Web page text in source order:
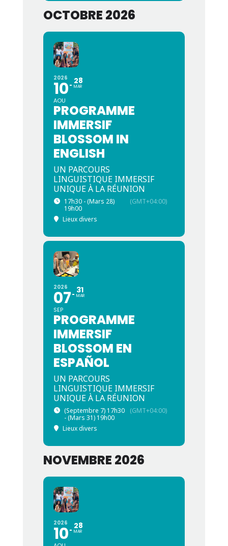
OCTOBRE 2026
2026
10
AOU
28
MAR
PROGRAMME
IMMERSIF
BLOSSOM IN
ENGLISH
UN PARCOURS
LINGUISTIQUE IMMERSIF
UNIQUE À LA RÉUNION
17h30 - (Mars 28)
19h00
(GMT+04:00)
Lieux divers
2026
07
SEP
31
MAR
PROGRAMME
IMMERSIF
BLOSSOM EN
ESPAÑOL
UN PARCOURS
LINGUISTIQUE IMMERSIF
UNIQUE À LA RÉUNION
(Septembre 7) 17h30
- (Mars 31) 19h00
(GMT+04:00)
Lieux divers
NOVEMBRE 2026
2026
10 28
MAR